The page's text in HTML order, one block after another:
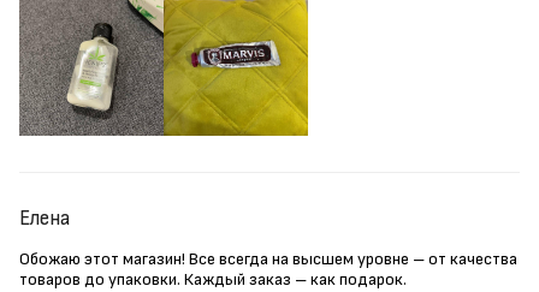
Елена
Обожаю этот магазин! Все всегда на высшем уровне – от качества
товаров до упаковки. Каждый заказ – как подарок.